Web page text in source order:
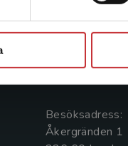
046-31 20 00
Box 141
221 00 Lund
Besöksadress:
Åkergränden 1